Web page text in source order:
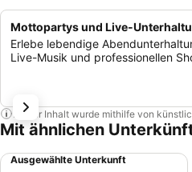
Mottopartys und Live-
Erlebe lebendige
Live-Musik und professionellen
Dieser Inhalt wurde mithilfe von
Mit ähnlichen
Ausgewählte Unterkunft